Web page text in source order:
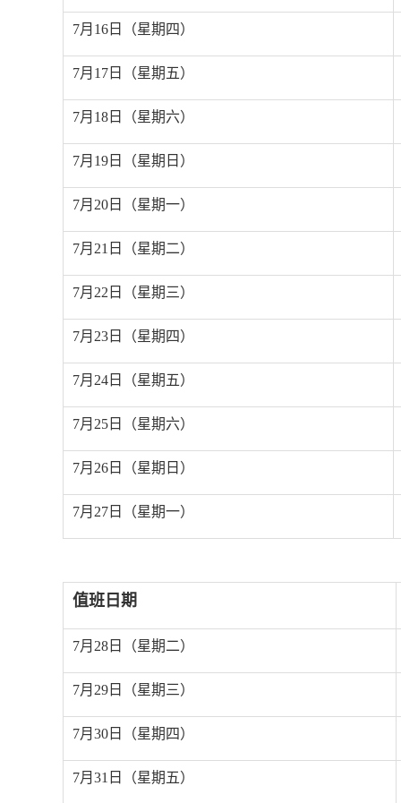
7月 16 日（星期四）
7月 17 日（星期五）
7月 18 日（星期六）
7月 19 日（星期日）
7月 20 日（星期一）
7月 21 日（星期二）
7月 22 日（星期三）
7月 23 日（星期四）
7月 24 日（星期五）
7月 25 日（星期六）
7月 26 日（星期日）
7月 27 日（星期一）
值班日期
7月 28 日（星期二）
7月 29 日（星期三）
7月 30 日（星期四）
7月 31 日（星期五）